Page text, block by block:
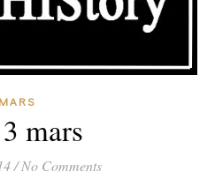
MARS
mars
/ No Comments